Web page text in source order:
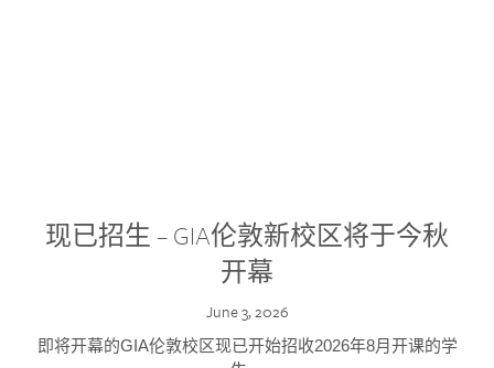
现已招生 – GIA伦敦新校区将于今秋
开幕
June 3, 2026
即将开幕的GIA伦敦校区现已开始招收2026年8月开课的学